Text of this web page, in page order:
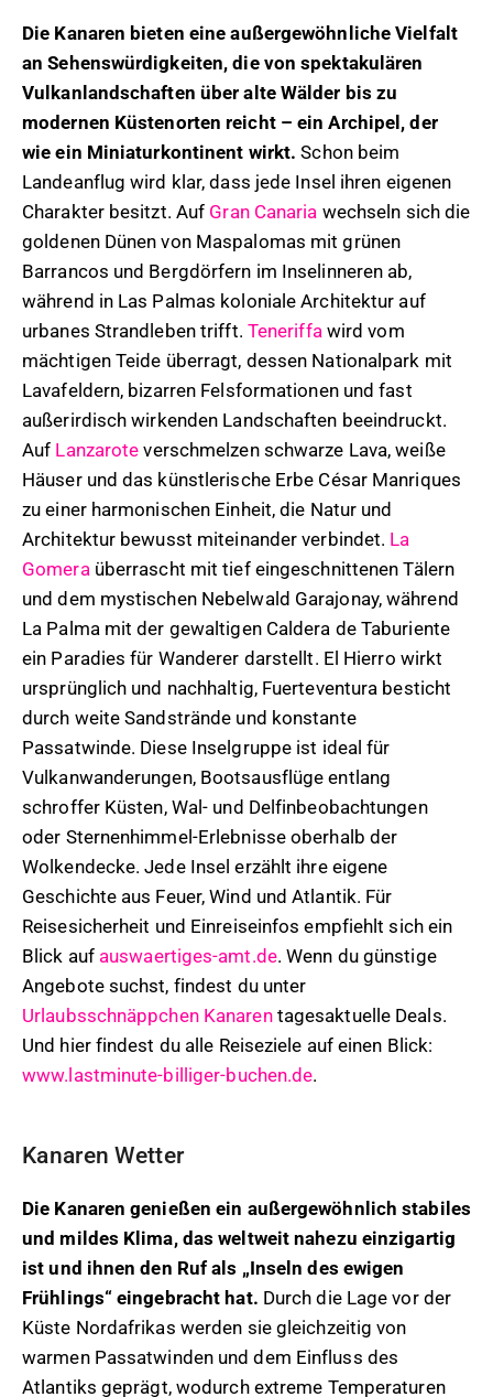
Die Kanaren bieten eine außergewöhnliche Vielfalt
an Sehenswürdigkeiten, die von spektakulären
Vulkanlandschaften über alte Wälder bis zu
modernen Küstenorten reicht – ein Archipel, der
wie ein Miniaturkontinent wirkt. Schon beim
Landeanflug wird klar, dass jede Insel ihren eigenen
Charakter besitzt. Auf Gran Canaria wechseln sich die
goldenen Dünen von Maspalomas mit grünen
Barrancos und Bergdörfern im Inselinneren ab,
während in Las Palmas koloniale Architektur auf
urbanes Strandleben trifft. Teneriffa wird vom
mächtigen Teide überragt, dessen Nationalpark mit
Lavafeldern, bizarren Felsformationen und fast
außerirdisch wirkenden Landschaften beeindruckt.
Auf Lanzarote verschmelzen schwarze Lava, weiße
Häuser und das künstlerische Erbe César Manriques
zu einer harmonischen Einheit, die Natur und
Architektur bewusst miteinander verbindet. La
Gomera überrascht mit tief eingeschnittenen Tälern
und dem mystischen Nebelwald Garajonay, während
La Palma mit der gewaltigen Caldera de Taburiente
ein Paradies für Wanderer darstellt. El Hierro wirkt
ursprünglich und nachhaltig, Fuerteventura besticht
durch weite Sandstrände und konstante
Passatwinde. Diese Inselgruppe ist ideal für
Vulkanwanderungen, Bootsausflüge entlang
schroffer Küsten, Wal- und Delfinbeobachtungen
oder Sternenhimmel-Erlebnisse oberhalb der
Wolkendecke. Jede Insel erzählt ihre eigene
Geschichte aus Feuer, Wind und Atlantik. Für
Reisesicherheit und Einreiseinfos empfiehlt sich ein
Blick auf auswaertiges-amt.de. Wenn du günstige
Angebote suchst, findest du unter
Urlaubsschnäppchen Kanarentagesaktuelle Deals.
Und hier findest du alle Reiseziele auf einen Blick:
www.lastminute-billiger-buchen.de.
Kanaren Wetter
Die Kanaren genießen ein außergewöhnlich stabiles
und mildes Klima, das weltweit nahezu einzigartig
ist und ihnen den Ruf als „Inseln des ewigen
Frühlings“ eingebracht hat. Durch die Lage vor der
Küste Nordafrikas werden sie gleichzeitig von
warmen Passatwinden und dem Einfluss des
Atlantiks geprägt, wodurch extreme Temperaturen